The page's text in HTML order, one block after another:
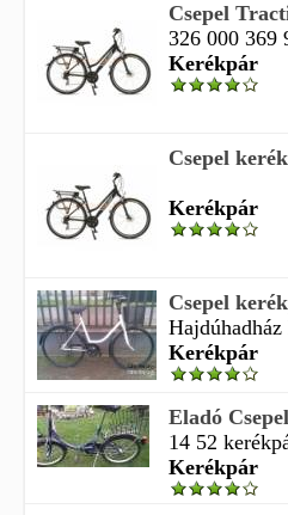
Csepel
326 000 369
Kerékpár
Csepel
Kerékpár
Csepel
Kerékpár
Eladó
14 52
Kerékpár